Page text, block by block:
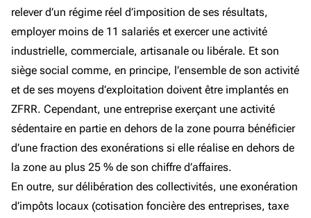
relever d’un régime réel d’imposition de ses résultats,
employer moins de 11 salariés et exercer une activité
industrielle, commerciale, artisanale ou libérale. Et son
siège social comme, en principe, l’ensemble de son activité
et de ses moyens d’exploitation doivent être implantés en
ZFRR. Cependant, une entreprise exerçant une activité
sédentaire en partie en dehors de la zone pourra bénéficier
d’une fraction des exonérations si elle réalise en dehors de
la zone au plus 25 % de son chiffre d’affaires.
En outre, sur délibération des collectivités, une exonération
d’impôts locaux (cotisation foncière des entreprises, taxe